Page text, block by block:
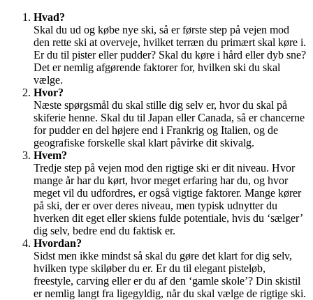
Hvad?
Skal du ud og købe nye ski, så er første step på vejen mod
den rette ski at overveje, hvilket terræn du primært skal køre i.
Er du til pister eller pudder? Skal du køre i hård eller dyb sne?
Det er nemlig afgørende faktorer for, hvilken ski du skal
vælge.
Hvor?
Næste spørgsmål du skal stille dig selv er, hvor du skal på
skiferie henne. Skal du til Japan eller Canada, så er chancerne
for pudder en del højere end i Frankrig og Italien, og de
geografiske forskelle skal klart påvirke dit skivalg.
Hvem?
Tredje step på vejen mod den rigtige ski er dit niveau. Hvor
mange år har du kørt, hvor meget erfaring har du, og hvor
meget vil du udfordres, er også vigtige faktorer. Mange kører
på ski, der er over deres niveau, men typisk udnytter du
hverken dit eget eller skiens fulde potentiale, hvis du ‘sælger’
dig selv, bedre end du faktisk er.
Hvordan?
Sidst men ikke mindst så skal du gøre det klart for dig selv,
hvilken type skiløber du er. Er du til elegant pisteløb,
freestyle, carving eller er du af den ‘gamle skole’? Din skistil
er nemlig langt fra ligegyldig, når du skal vælge de rigtige ski.